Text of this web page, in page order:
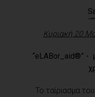
Κυριακή 20
“eLABor_aid®” -
Το ταίριασμα